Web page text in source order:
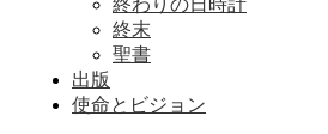
終末
聖書
出版
使命とビジョン